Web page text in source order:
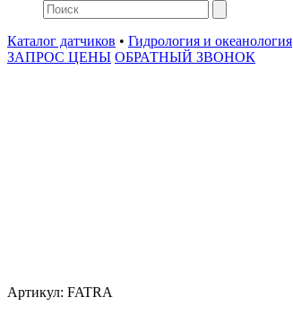
Каталог датчиков • Гидрология и океанология
ЗАПРОС ЦЕНЫ ОБРАТНЫЙ ЗВОНОК
Артикул: FATRA